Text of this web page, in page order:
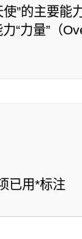
”的主要能
“力量”（
已用*标注